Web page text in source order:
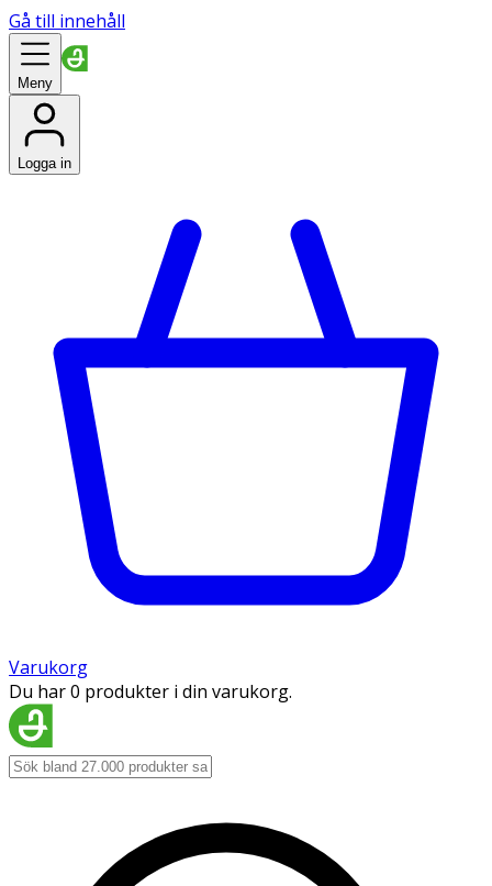
Gå till innehåll
Meny
Logga in
Varukorg
Du har 0 produkter i din varukorg.